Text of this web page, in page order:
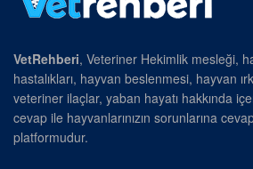
VetRehberi, Veteriner Hekimlik mesleği,
hastalıkları, hayvan beslenmesi, hayvan
veteriner ilaçlar, yaban hayatı hakkında
cevap ile hayvanlarınızın sorunlarına
platformudur.